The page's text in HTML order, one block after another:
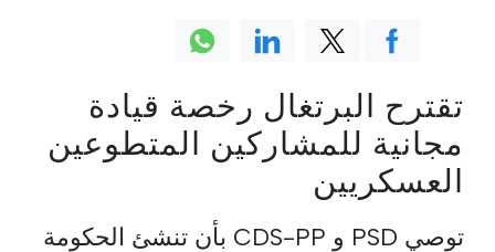
تقترح البرتغال رخصة قيادة
مجانية للمشاركين المتطوعين
العسكريين
توصي PSD و CDS-PP بأن تنشئ الحكومة